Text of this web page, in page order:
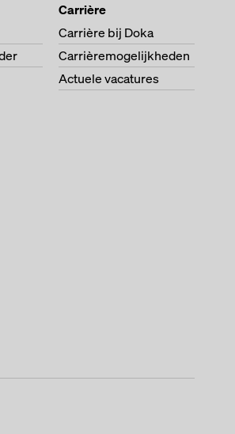
Carrière
Carrière bij Doka
Carrièremogelijkheden
Actuele vacatures